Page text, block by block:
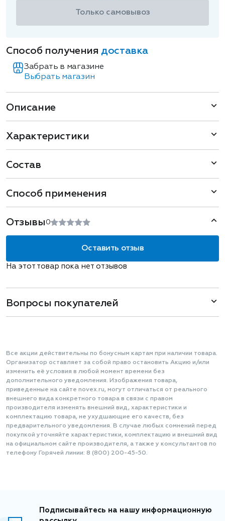
Только самовывоз
Способ получения доставка
Забрать в магазине
Выбрать магазин
Описание
Характеристики
Состав
Способ применения
Отзывы 0
Оставить отзыв
На этот товар пока нет отзывов
Вопросы покупателей
Все акции действительны по бонусным картам при наличии товара.
Организатор оставляет за собой право остановить Акцию и/или
изменить её условия в любой момент времени без
дополнительного уведомления. Изображения товара,
приведенные на сайте novex.ru, могут отличаться от реального
внешнего вида конкретного товара в связи с правом
производителя изменять внешний вид, характеристики и
комплектацию товара, не ухудшающие его качеств, без
предварительного уведомления. В случае любых сомнений перед
покупкой уточняйте характеристики, комплектацию и внешний вид
на официальном сайте производителя, а также у консультантов по
телефону Горячей линии: 8 (800) 200-45-50.
Подписывайтесь на нашу информационную